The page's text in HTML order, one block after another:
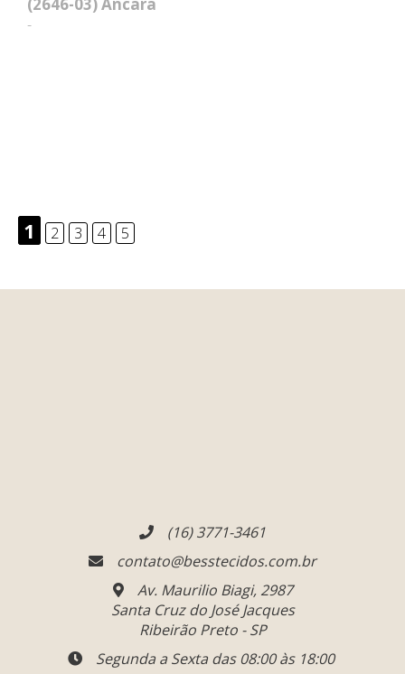
-
1 2 3 4 5
(16) 3771-3461
contato@besstecidos.com.br
Av. Maurilio Biagi, 2987
Santa Cruz do José Jacques
Ribeirão Preto - SP
Segunda a Sexta das 08:00 às 18:00